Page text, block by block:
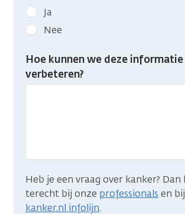
Geef
kanker.nl
feedback:
Heb
gevonden
Ja
Nee
Hoe kunnen we deze informatie
verbeteren?
Heb je een vraag over kanker? Dan
terecht bij onze professionals en
kanker.nl infolijn.